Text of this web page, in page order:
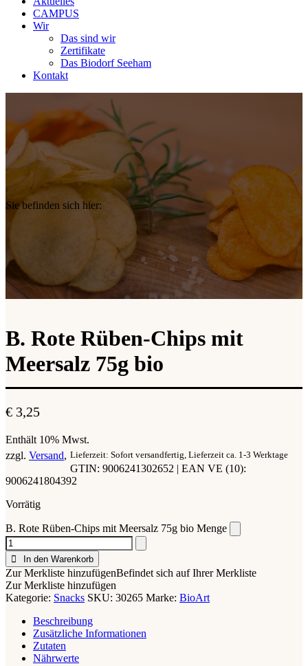
CAMPUS
Wir
Das sind wir
Zertifikate
Das Biodorf Seeham
Kontakt
Sie befinden sich hier:
B. Rote Rüben-Chips mit
Meersalz 75g bio
€ 3,25
Enthält 10% Mwst.
zzgl. Versand Lieferzeit: Sofort versandfertig, Lieferzeit ca. 1-3 Werktage
GTIN: 9006241302652 | EAN VE (10):
9006241804392
Vorrätig
B. Rote Rüben-Chips mit Meersalz 75g bio Menge
In den Warenkorb
Zur Merkliste hinzufügenBefindet sich auf Ihrer Merkliste
Zur Merkliste hinzufügen
Kategorie: Snacks SKU: 30265 Marke: BioArt
Beschreibung
Zusätzliche Informationen
Zutaten
Nährwerte